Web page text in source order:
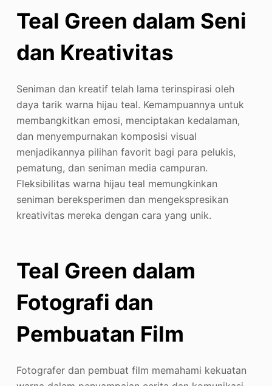
Teal Green dalam Seni
dan Kreativitas
Seniman dan kreatif telah lama terinspirasi oleh
daya tarik warna hijau teal. Kemampuannya untuk
membangkitkan emosi, menciptakan kedalaman,
dan menyempurnakan komposisi visual
menjadikannya pilihan favorit bagi para pelukis,
pematung, dan seniman media campuran.
Fleksibilitas warna hijau teal memungkinkan
seniman bereksperimen dan mengekspresikan
kreativitas mereka dengan cara yang unik.
Teal Green dalam
Fotografi dan
Pembuatan Film
Fotografer dan pembuat film memahami kekuatan